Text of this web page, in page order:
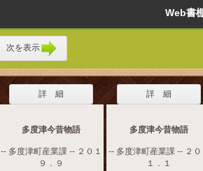
Web
次を表示
詳 細
多度津今昔物語
-- 多度津町産業課 -- ２０１
９．９
詳 細
多度津今昔物語
-- 多度津町産業課 -- ２０
１．１